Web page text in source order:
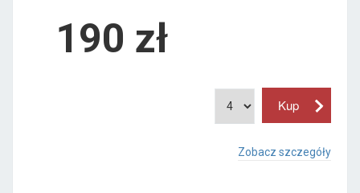
190 zł
Zobacz szczegóły